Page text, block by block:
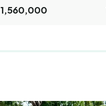
1,560,000